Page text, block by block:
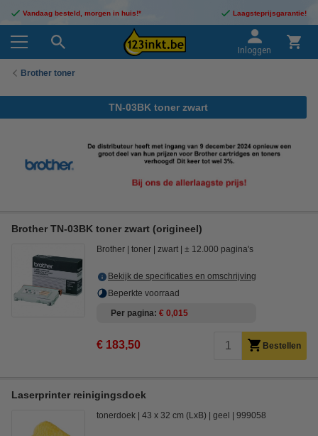
Vandaag besteld, morgen in huis!* Laagsteprijsgarantie!
Inloggen
Brother toner
TN-03BK toner zwart
Brother TN-03BK toner zwart (origineel)
Brother toner zwart ± 12.000 pagina's
Bekijk de specificaties en omschrijving
Beperkte voorraad
Per pagina € 0,015
€ 183,50 Bestellen
Laserprinter reinigingsdoek
tonerdoek 43 x 32 cm (LxB) geel 999058